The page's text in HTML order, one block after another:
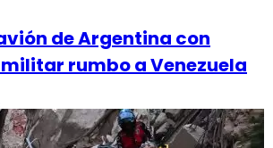
de Argentina con
rumbo a Venezuela